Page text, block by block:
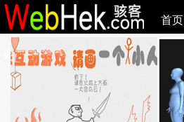
首页
必观作品 SVG教程 SVG手册